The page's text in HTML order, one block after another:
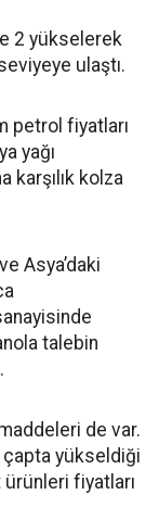
2 yükselerek
ulaştı.
petrol fiyatları
yağı
karşılık kolza
Asya’daki
talebin
de var.
çapta yükseldiği
fiyatları